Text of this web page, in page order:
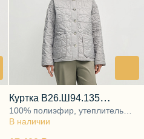
В наличии
Куртка В26.Ш94.135
жемчужная поталь
100% полиэфир, утеплитель
100% полиэфир